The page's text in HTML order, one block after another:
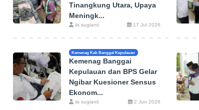
Tinangkung Utara, Upaya
Meningk...
iis sugianti 17 Jul 2026
Kemenag Kab Banggai Kepulauan
Kemenag Banggai
Kepulauan dan BPS Gelar
Ngibar Kuesioner Sensus
Ekonom...
iis sugianti 2 Jun 2026